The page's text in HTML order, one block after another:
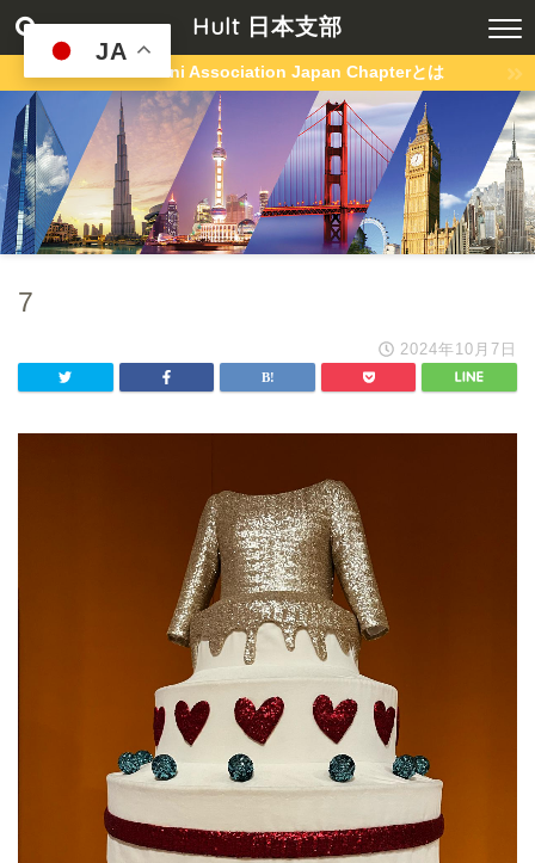
Hult 日本支部
Hult Alumni Association Japan Chapterとは
7
2024年10月7日
JA